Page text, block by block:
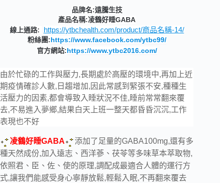
品牌名:遠騰生技
產品名稱:凌鶴好睡GABA
線上通路:
https://ytbchealth.com/product/商品名稱-14/
粉絲團:https://www.facebook.com/ytbc99/
官方網站:https://www.ytbc2016.com/
由於忙碌的工作與壓力,長期處於高壓的環境中,再加上近
期疫情確診人數,日趨增加,因此常感到緊張不安,種種生
活壓力的因素,都會導致入睡狀況不佳,睡前常常翻來覆
去,不易進入夢鄉,結果白天上班一整天都昏昏沉沉,工作
表現也不好
凌鶴好睡GABA 添加了足量的GABA100mg,還有多
種天然成份,加入遠志、西洋蔘、茯苓等多味草本萃取物,
依照君、臣、佐、使的原理,調配成最適合人體的運行方
式,讓我們能感受身心寧靜放鬆,輕鬆入 眠,不再翻來覆去